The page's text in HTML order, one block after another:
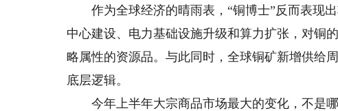
作为全球经济的晴雨表，“铜博士”反而表现
中心建设、电力基础设施升级和算力扩张，对铜
略属性的资源品。与此同时，全球铜矿新增供给
底层逻辑。
今年上半年大宗商品市场最大的变化，不是哪